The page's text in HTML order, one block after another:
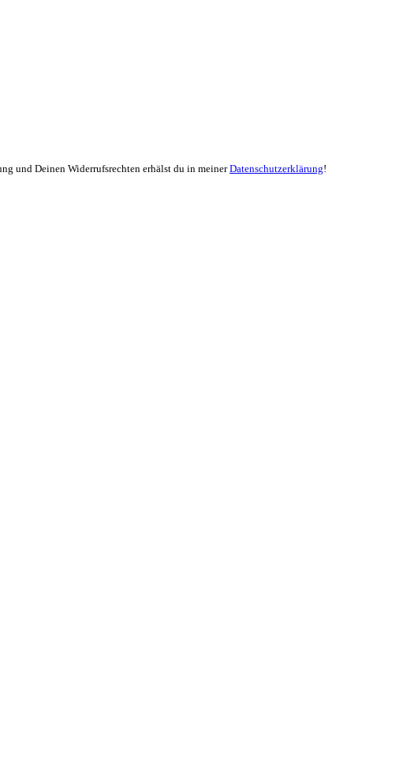
und Deinen Widerrufsrechten erhälst du in meinerDatenschutzerklärung!